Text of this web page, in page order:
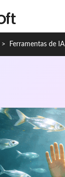
> Ferramentas de IA